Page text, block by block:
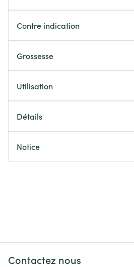
Contre indication
Grossesse
Utilisation
Détails
Notice
Contactez nous